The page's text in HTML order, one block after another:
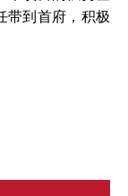
带到首府，积极